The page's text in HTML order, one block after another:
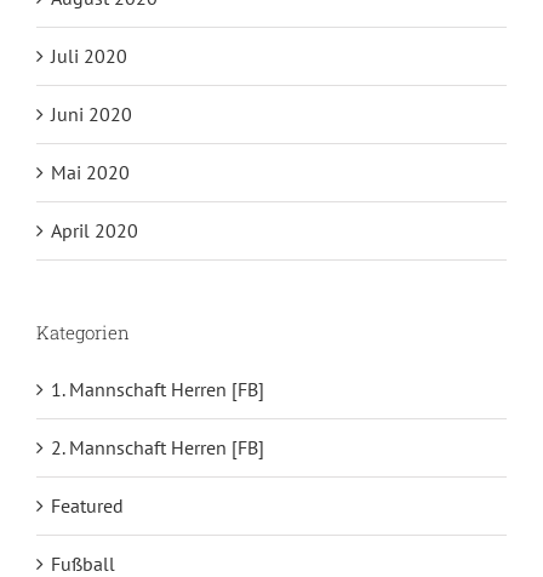
Juli 2020
Juni 2020
Mai 2020
April 2020
Kategorien
1. Mannschaft Herren [FB]
2. Mannschaft Herren [FB]
Featured
Fußball